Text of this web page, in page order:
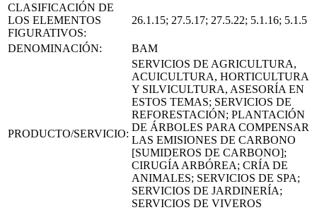
CLASIFICACIÓN DE
LOS ELEMENTOS
FIGURATIVOS:
26.1.15; 27.5.17; 27.5.22; 5.1.16; 5.1.5
DENOMINACIÓN: BAM
PRODUCTO/SERVICIO:
SERVICIOS DE AGRICULTURA,
ACUICULTURA, HORTICULTURA
Y SILVICULTURA, ASESORÍA EN
ESTOS TEMAS; SERVICIOS DE
REFORESTACIÓN; PLANTACIÓN
DE ÁRBOLES PARA COMPENSAR
LAS EMISIONES DE CARBONO
[SUMIDEROS DE CARBONO];
CIRUGÍA ARBÓREA; CRÍA DE
ANIMALES; SERVICIOS DE SPA;
SERVICIOS DE JARDINERÍA;
SERVICIOS DE VIVEROS